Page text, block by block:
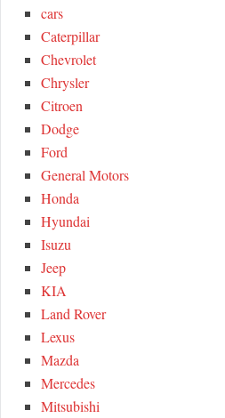
cars
Caterpillar
Chevrolet
Chrysler
Citroen
Dodge
Ford
General Motors
Honda
Hyundai
Isuzu
Jeep
KIA
Land Rover
Lexus
Mazda
Mercedes
Mitsubishi